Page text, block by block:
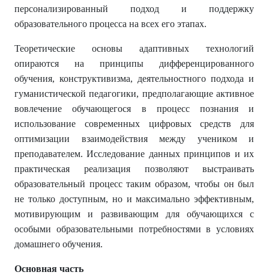
персонализированный подход и поддержку
образовательного процесса на всех его этапах.
Теоретические основы адаптивных технологий
опираются на принципы дифференцированного
обучения, конструктивизма, деятельностного подхода и
гуманистической педагогики, предполагающие активное
вовлечение обучающегося в процесс познания и
использование современных цифровых средств для
оптимизации взаимодействия между учеником и
преподавателем. Исследование данных принципов и их
практическая реализация позволяют выстраивать
образовательный процесс таким образом, чтобы он был
не только доступным, но и максимально эффективным,
мотивирующим и развивающим для обучающихся с
особыми образовательными потребностями в условиях
домашнего обучения.
Основная часть